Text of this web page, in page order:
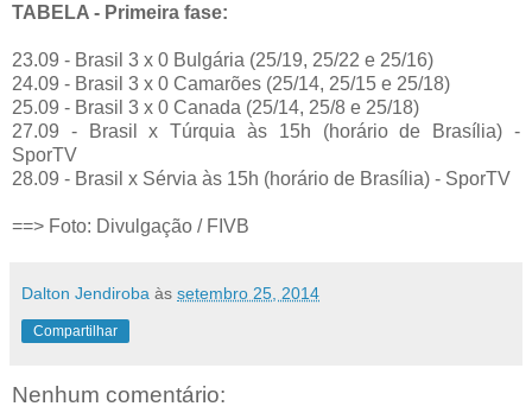
TABELA - Primeira fase:
23.09 - Brasil 3 x 0 Bulgária (25/19, 25/22 e 25/16)
24.09 - Brasil 3 x 0 Camarões (25/14, 25/15 e 25/18)
25.09 - Brasil 3 x 0 Canada (25/14, 25/8 e 25/18)
27.09 - Brasil x Túrquia às 15h (horário de Brasília) -
SporTV
28.09 - Brasil x Sérvia às 15h (horário de Brasília) - SporTV
==> Foto: Divulgação / FIVB
Dalton Jendiroba às setembro 25, 2014
Compartilhar
Nenhum comentário: